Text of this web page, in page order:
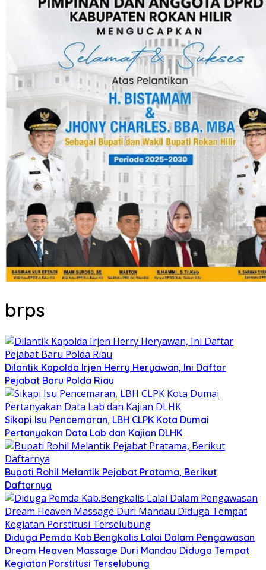
brps
Dilantik Kapolda Irjen Herry Heryawan, Ini Daftar
Pejabat Baru Polda Riau
Sikapi Isu Pencemaran, LBH CLPK Kota Dumai
Pertanyakan Data Lab dan Kajian DLHK
Bupati Rohil Melantik Pejabat Pratama, Berikut
Daftarnya
Diduga Pemda Kab.Bengkalis Lalai Dalam Pengawasan
Dream Heaven Massage Duri Mandau Diduga Tempat
Kegiatan Porstitusi Terselubung